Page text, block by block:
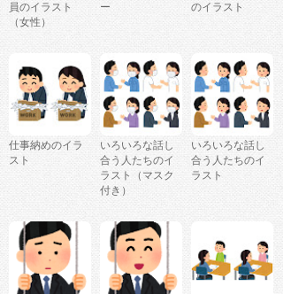
員のイラスト
（女性）
ー
のイラスト
仕事納めのイラ
スト
いろいろな話し
合う人たちのイ
ラスト（マスク
付き）
いろいろな話し
合う人たちのイ
ラスト